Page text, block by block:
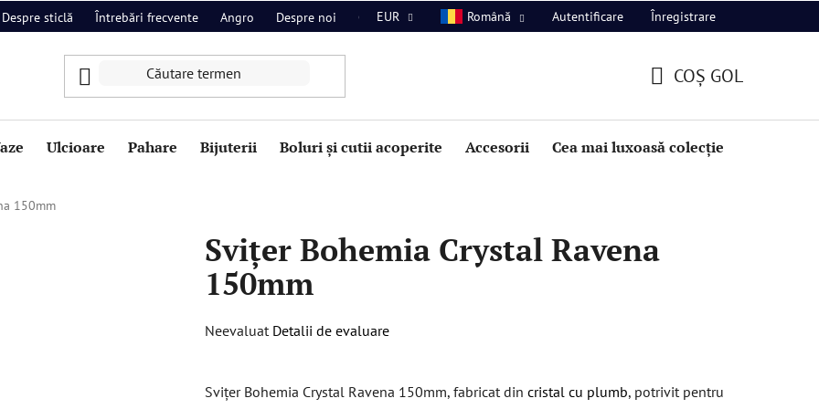
Despre sticlă Întrebări frecvente Angro Despre noi Contact
EUR Română Autentificare Înregistrare
DE
COŞ GOL
Ulcioare Pahare Bijuterii Boluri și cutii acoperite Accesorii Cea mai luxoasă colecție
150mm
Svițer Bohemia Crystal Ravena
150mm
Evaluarea
produsului
Neevaluat Detalii de evaluare
Svițer Bohemia Crystal Ravena 150mm, fabricat din cristal cu plumb, potrivit pentru